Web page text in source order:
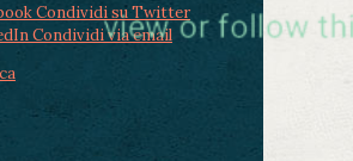
Condividi su Twitter
Condividi via email